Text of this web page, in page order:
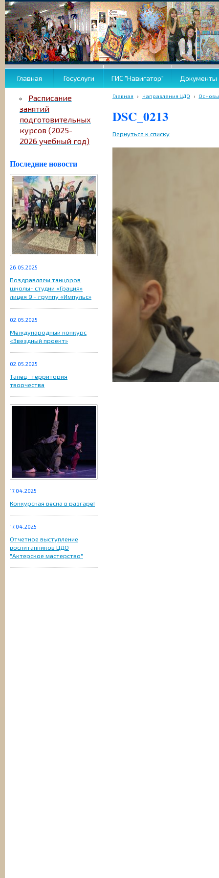
Главная Госуслуги ГИС "Навигатор" Документы
Расписание
занятий
подготовительных
курсов (2025-
2026 учебный год)
Последние новости
26.05.2025
Поздравляем танцоров
школы- студии «Грация»
лицея 9 - группу «Импульс»
02.05.2025
Международный конкурс
«Звездный проект»
02.05.2025
Танец- территория
творчества
17.04.2025
Конкурсная весна в разгаре!
17.04.2025
Отчетное выступление
воспитанников ЦДО
"Актерское мастерство"
Главная › Направления ЦДО › Основы
DSC_0213
Вернуться к списку